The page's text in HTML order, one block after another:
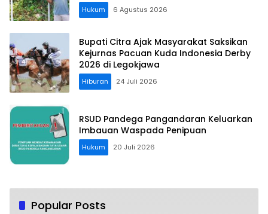
Hukum 6 Agustus 2026
Bupati Citra Ajak Masyarakat Saksikan
Kejurnas Pacuan Kuda Indonesia Derby
2026 di Legokjawa
Hiburan 24 Juli 2026
RSUD Pandega Pangandaran Keluarkan
Imbauan Waspada Penipuan
Hukum 20 Juli 2026
Popular Posts